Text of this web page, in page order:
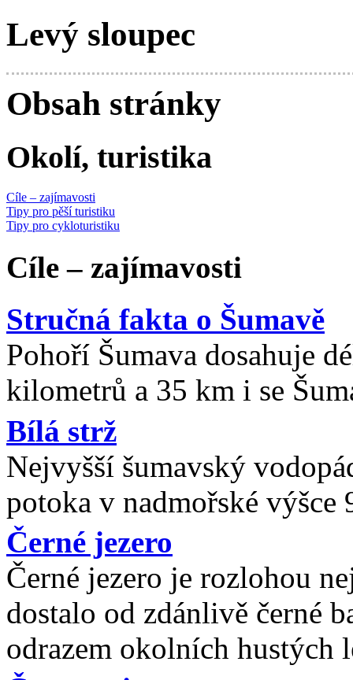
Levý sloupec
Obsah stránky
Okolí, turistika
Cíle – zajímavosti
Tipy pro pěší turistiku
Tipy pro cykloturistiku
Cíle – zajímavosti
Stručná fakta o Šumavě
Pohoří Šumava dosahuje
kilometrů a 35 km i se
Bílá strž
Nejvyšší šumavský
potoka v nadmořské výšce
Černé jezero
Černé jezero je rozlohou
dostalo od zdánlivě černé
odrazem okolních hustých